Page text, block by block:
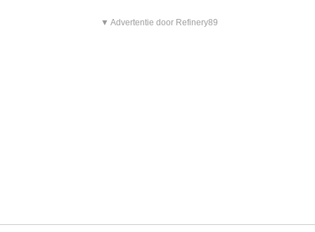
▼ Advertentie door Refinery89